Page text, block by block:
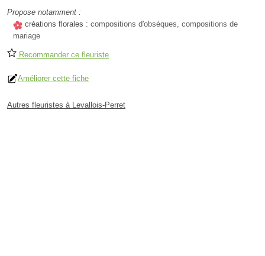
Propose notamment :
créations florales : compositions d'obsèques, compositions de
mariage
Recommander ce fleuriste
Améliorer cette fiche
Autres fleuristes à Levallois-Perret